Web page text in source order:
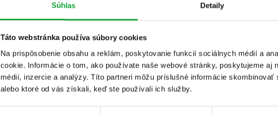
Súhlas Detaily
Táto webstránka používa súbory cookies
Na prispôsobenie obsahu a reklám, poskytovanie funkcií sociálnych médií a
cookie. Informácie o tom, ako používate naše webové stránky, poskytujeme aj
médií, inzercie a analýzy. Títo partneri môžu príslušné informácie
alebo ktoré od vás získali, keď ste používali ich služby.